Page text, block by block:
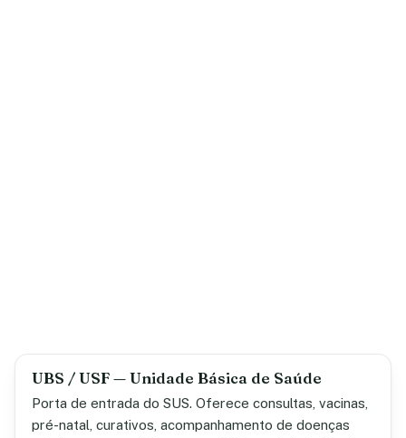
UBS / USF — Unidade Básica de Saúde
Porta de entrada do SUS. Oferece consultas, vacinas,
pré-natal, curativos, acompanhamento de doenças